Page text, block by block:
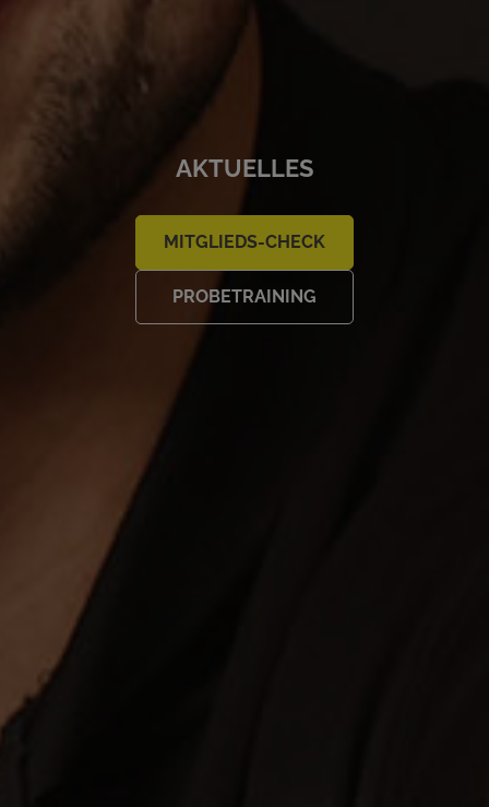
AKTUELLES
MITGLIEDS-CHECK
PROBETRAINING